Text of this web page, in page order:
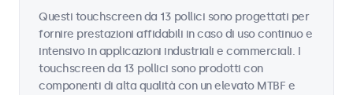
Questi touchscreen da 13 pollici sono progettati per
fornire prestazioni affidabili in caso di uso continuo e
intensivo in applicazioni industriali e commerciali. I
touchscreen da 13 pollici sono prodotti con
componenti di alta qualità con un elevato MTBF e